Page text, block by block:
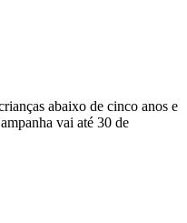
abaixo de cinco anos e
vai até 30 de